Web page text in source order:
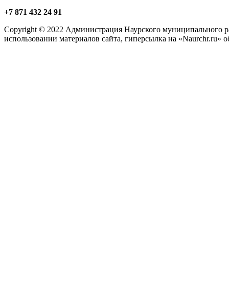
+7 871 432 24 91
Copyright © 2022 Администрация Наурского муниципального
использовании материалов сайта, гиперсылка на «Naurchr.ru»